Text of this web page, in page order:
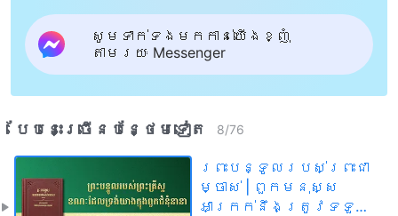
សូមទាក់ទងមកកាន់យើងខ្ញុំ
តាមរយៈ Messenger
បែបនេះ​ច្រើនបន្ថែម​ទៀត​ 8/76
ព្រះបន្ទូល​របស់​ព្រះ​ជា​
ម្ចាស់ | ពួកមនុស្ស
អាក្រក់នឹងត្រូវទទួល